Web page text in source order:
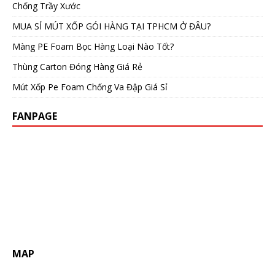
Chống Trầy Xước
MUA SỈ MÚT XỐP GÓI HÀNG TẠI TPHCM Ở ĐÂU?
Màng PE Foam Bọc Hàng Loại Nào Tốt?
Thùng Carton Đóng Hàng Giá Rẻ
Mút Xốp Pe Foam Chống Va Đập Giá Sỉ
FANPAGE
MAP